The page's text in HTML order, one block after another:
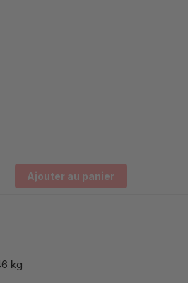
Ajouter au panier
kg